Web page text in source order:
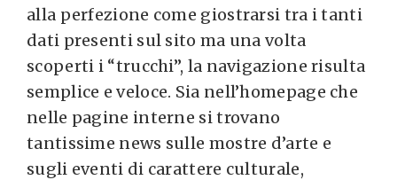
alla perfezione come giostrarsi tra i tanti
dati presenti sul sito ma una volta
scoperti i “trucchi”, la navigazione risulta
semplice e veloce. Sia nell’homepage che
nelle pagine interne si trovano
tantissime news sulle mostre d’arte e
sugli eventi di carattere culturale,